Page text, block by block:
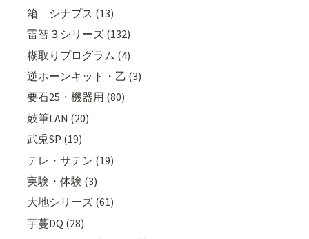
箱 シナプス (13)
雷智３シリーズ (132)
糊取りプログラム (4)
逆ホーンキット・乙 (3)
要石25・機器用 (80)
鼓筆LAN (20)
武兎SP (19)
テレ・サテン (19)
実験・体験 (3)
大地シリーズ (61)
芋蔓DQ (28)